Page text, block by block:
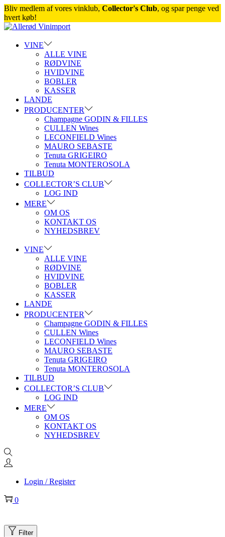
Bliv medlem af vores vinklub, Collector's Club, og spar penge ved
hvert køb!
Skip
navigation
Skip
contentVINE
ALLE VINE
RØDVINE
HVIDVINE
BOBLER
KASSER
LANDE
PRODUCENTER
Champagne GODIN & FILLES
CULLEN Wines
LECONFIELD Wines
MAURO SEBASTE
Tenuta GRIGEIRO
Tenuta MONTEROSOLA
TILBUD
COLLECTOR’S CLUB
LOG IND
MERE
OM OS
KONTAKT OS
NYHEDSBREV
VINE
ALLE VINE
RØDVINE
HVIDVINE
BOBLER
KASSER
LANDE
PRODUCENTER
Champagne GODIN & FILLES
CULLEN Wines
LECONFIELD Wines
MAURO SEBASTE
Tenuta GRIGEIRO
Tenuta MONTEROSOLA
TILBUD
COLLECTOR’S CLUB
LOG IND
MERE
OM OS
KONTAKT OS
NYHEDSBREV
Login / Register
0
Filter